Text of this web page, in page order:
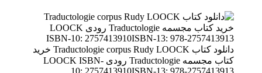
دانلود کتاب Traductologie corpus Rudy LOOCK خرید
کتاب مجسمه Traductologie رودی LOOCK ISBN-
10: 2757413910ISBN-13: 978-2757413913